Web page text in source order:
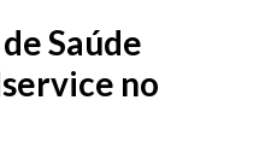
Saúde
no